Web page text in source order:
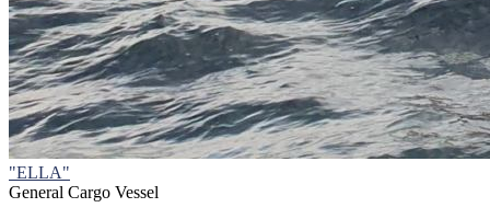
"ELLA"
General Cargo Vessel